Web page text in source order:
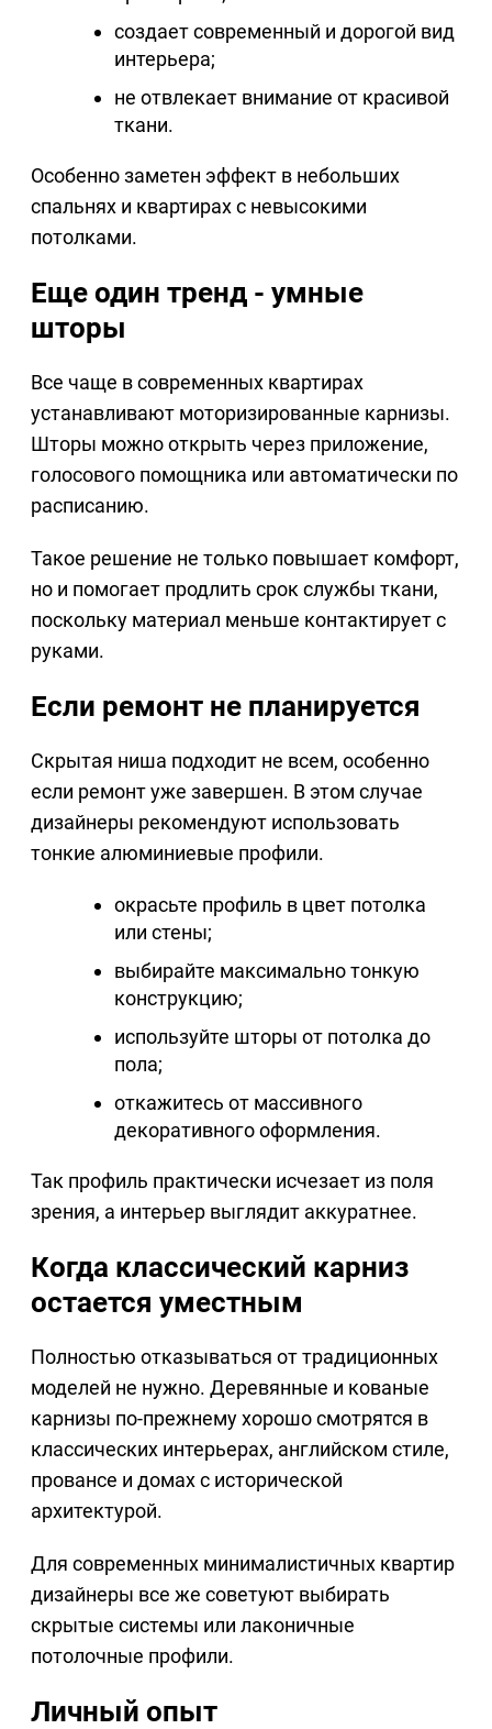
создает современный и дорогой вид
интерьера;
не отвлекает внимание от красивой
ткани.
Особенно заметен эффект в небольших
спальнях и квартирах с невысокими
потолками.
Еще один тренд - умные
шторы
Все чаще в современных квартирах
устанавливают моторизированные карнизы.
Шторы можно открыть через приложение,
голосового помощника или автоматически по
расписанию.
Такое решение не только повышает комфорт,
но и помогает продлить срок службы ткани,
поскольку материал меньше контактирует с
руками.
Если ремонт не планируется
Скрытая ниша подходит не всем, особенно
если ремонт уже завершен. В этом случае
дизайнеры рекомендуют использовать
тонкие алюминиевые профили.
окрасьте профиль в цвет потолка
или стены;
выбирайте максимально тонкую
конструкцию;
используйте шторы от потолка до
пола;
откажитесь от массивного
декоративного оформления.
Так профиль практически исчезает из поля
зрения, а интерьер выглядит аккуратнее.
Когда классический карниз
остается уместным
Полностью отказываться от традиционных
моделей не нужно. Деревянные и кованые
карнизы по-прежнему хорошо смотрятся в
классических интерьерах, английском стиле,
провансе и домах с исторической
архитектурой.
Для современных минималистичных квартир
дизайнеры все же советуют выбирать
скрытые системы или лаконичные
потолочные профили.
Личный опыт